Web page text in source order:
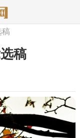
稿
稿